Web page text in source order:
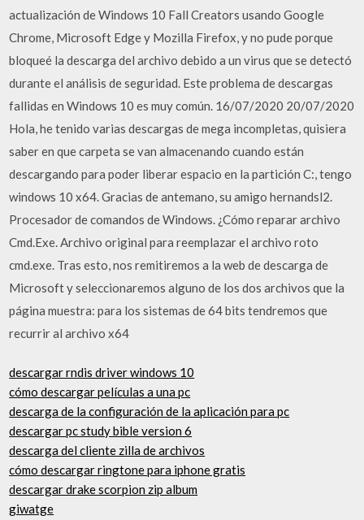
actualización de Windows 10 Fall Creators usando Google
Chrome, Microsoft Edge y Mozilla Firefox, y no pude porque
bloqueé la descarga del archivo debido a un virus que se detectó
durante el análisis de seguridad. Este problema de descargas
fallidas en Windows 10 es muy común. 16/07/2020 20/07/2020
Hola, he tenido varias descargas de mega incompletas, quisiera
saber en que carpeta se van almacenando cuando están
descargando para poder liberar espacio en la partición C:, tengo
windows 10 x64. Gracias de antemano, su amigo hernandsl2.
Procesador de comandos de Windows. ¿Cómo reparar archivo
Cmd.Exe. Archivo original para reemplazar el archivo roto
cmd.exe. Tras esto, nos remitiremos a la web de descarga de
Microsoft y seleccionaremos alguno de los dos archivos que la
página muestra: para los sistemas de 64 bits tendremos que
recurrir al archivo x64
descargar rndis driver windows 10
cómo descargar películas a una pc
descarga de la configuración de la aplicación para pc
descargar pc study bible version 6
descarga del cliente zilla de archivos
cómo descargar ringtone para iphone gratis
descargar drake scorpion zip album
giwatge